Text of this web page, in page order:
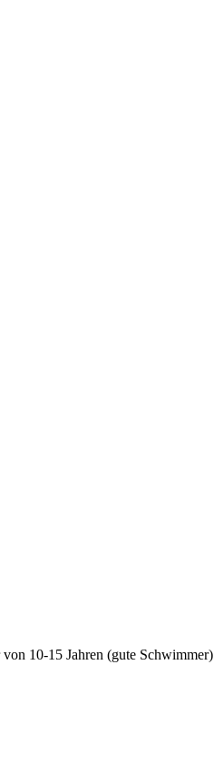
10-15 Jahren (gute Schwimmer)